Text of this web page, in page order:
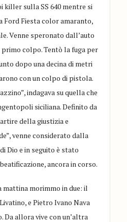
killer sulla SS 640 mentre si
Ford Fiesta color amaranto,
Venne speronato dall’auto
colpo. Tentò la fuga per
dopo una decina di metri
con un colpo di pistola.
indagava su quella che
siciliana. Definito da
della giustizia e
venne considerato dalla
Dio e in seguito è stato
ancora in corso.
morimmo in due: il
Livatino,ePietro Ivano Nava
.Da allora vive con un’altra